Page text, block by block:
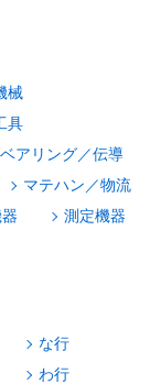
械
具
ベアリング／伝導
マテハン／物流
測定機器
な行
わ行